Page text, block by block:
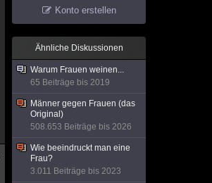
Konto erstellen
Ähnliche Diskussionen
Warum Frauen weinen...
65 Beiträge bis 2019
Männer gegen Frauen (das
Original)
508.653 Beiträge bis 2026
Wie beeindruckt man eine
Frau?
3.011 Beiträge bis 2023